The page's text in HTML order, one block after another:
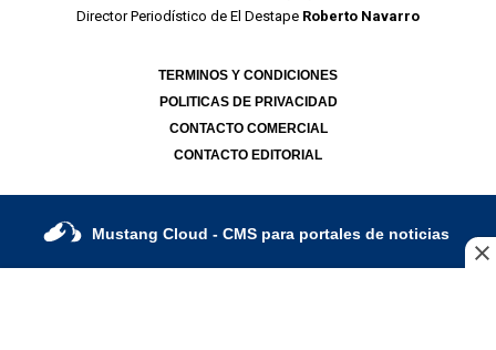
Director Periodístico de El Destape Roberto Navarro
TERMINOS Y CONDICIONES
POLITICAS DE PRIVACIDAD
CONTACTO COMERCIAL
CONTACTO EDITORIAL
Mustang Cloud - CMS para portales de noticias